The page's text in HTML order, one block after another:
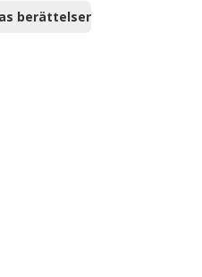
berättelser